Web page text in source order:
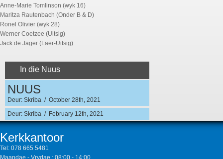
Anne-Marie Tomlinson (wyk 16)
Maritza Rautenbach (Onder B & D)
Ronel Olivier (wyk 28)
Werner Coetzee (Uitsig)
Jack de Jager (Laer-Uitsig)
In die Nuus
NUUS
Deur: Skriba / October 28th, 2021
Deur: Skriba / February 12th, 2021
Kerkkantoor
Tel: 078 665 5481
Maandae - Vrydae : 08:00 - 14:00